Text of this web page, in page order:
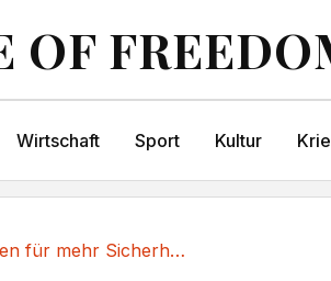
OF
Wirtschaft Sport Kultur
Gipfeltreffen für mehr Sicherheit bei der Bahn...